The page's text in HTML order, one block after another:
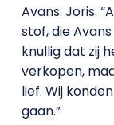
Avans. Joris:
stof, die
knullig dat zij
verkopen,
lief. Wij
gaan.”